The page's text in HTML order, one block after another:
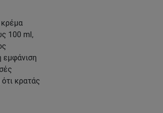
100 ml,
εμφάνιση
κρατάς